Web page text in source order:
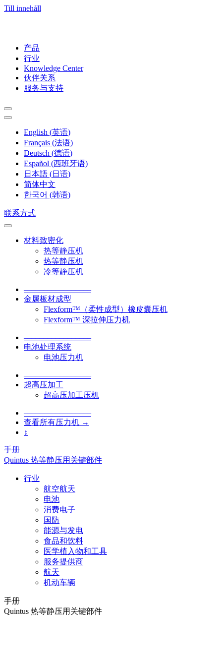
Till innehåll
产品
行业
Knowledge Center
伙伴关系
服务与支持
English (英语)
Français (法语)
Deutsch (德语)
Español (西班牙语)
日本語 (日语)
简体中文
한국어 (韩语)
联系方式
材料致密化
热等静压机
热等静压机
冷等静压机
–––––––––––––––––
金属板材成型
Flexform™（柔性成型）橡皮囊压机
Flexform™ 深拉伸压力机
–––––––––––––––––
电池处理系统
电池压力机
–––––––––––––––––
超高压加工
超高压加工压机
–––––––––––––––––
查看所有压力机 →
↕
手册
Quintus 热等静压用关键部件
行业
航空航天
电池
消费电子
国防
能源与发电
食品和饮料
医学植入物和工具
服务提供商
航天
机动车辆
手册
Quintus 热等静压用关键部件